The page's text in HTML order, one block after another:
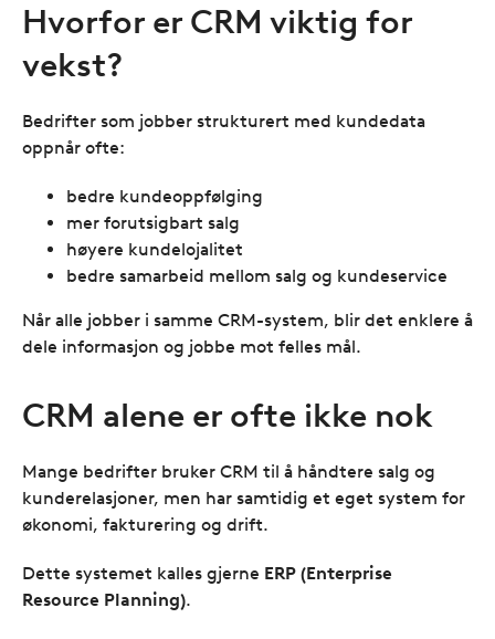
Hvorfor er CRM viktig for
vekst?
Bedrifter som jobber strukturert med kundedata
oppnår ofte:
bedre kundeoppfølging
mer forutsigbart salg
høyere kundelojalitet
bedre samarbeid mellom salg og kundeservice
Når alle jobber i samme CRM-system, blir det enklere å
dele informasjon og jobbe mot felles mål.
CRM alene er ofte ikke nok
Mange bedrifter bruker CRM til å håndtere salg og
kunderelasjoner, men har samtidig et eget system for
økonomi, fakturering og drift.
Dette systemet kalles gjerne ERP (Enterprise
Resource Planning).